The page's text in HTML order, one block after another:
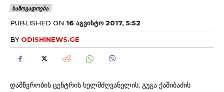
ᲡᲐᲖᲝᲒᲐᲓᲝᲔᲑᲐ
PUBLISHED ON 16 ᲐᲒᲕᲘᲡᲢᲝ 2017, 5:52
BY ODISHINEWS.GE
დამწვრობის ცენტრის ხელმძღვანელის, გუგა ქაშიბაძის